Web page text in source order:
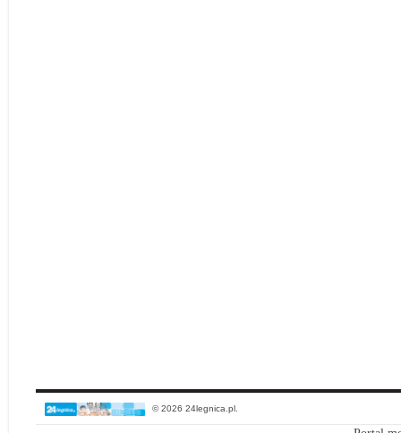
© 2026 24legnica.pl.